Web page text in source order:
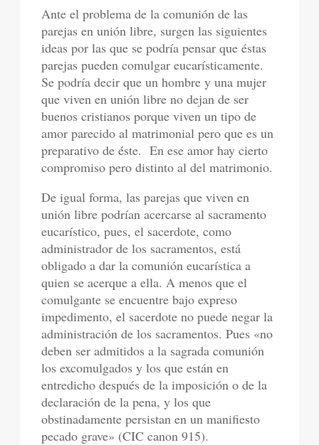
Ante el problema de la comunión de las
parejas en unión libre, surgen las siguientes
ideas por las que se podría pensar que éstas
parejas pueden comulgar eucarísticamente.
Se podría decir que un hombre y una mujer
que viven en unión libre no dejan de ser
buenos cristianos porque viven un tipo de
amor parecido al matrimonial pero que es un
preparativo de éste. En ese amor hay cierto
compromiso pero distinto al del matrimonio.
De igual forma, las parejas que viven en
unión libre podrían acercarse al sacramento
eucarístico, pues, el sacerdote, como
administrador de los sacramentos, está
obligado a dar la comunión eucarística a
quien se acerque a ella. A menos que el
comulgante se encuentre bajo expreso
impedimento, el sacerdote no puede negar la
administración de los sacramentos. Pues «no
deben ser admitidos a la sagrada comunión
los excomulgados y los que están en
entredicho después de la imposición o de la
declaración de la pena, y los que
obstinadamente persistan en un manifiesto
pecado grave» (CIC canon 915).